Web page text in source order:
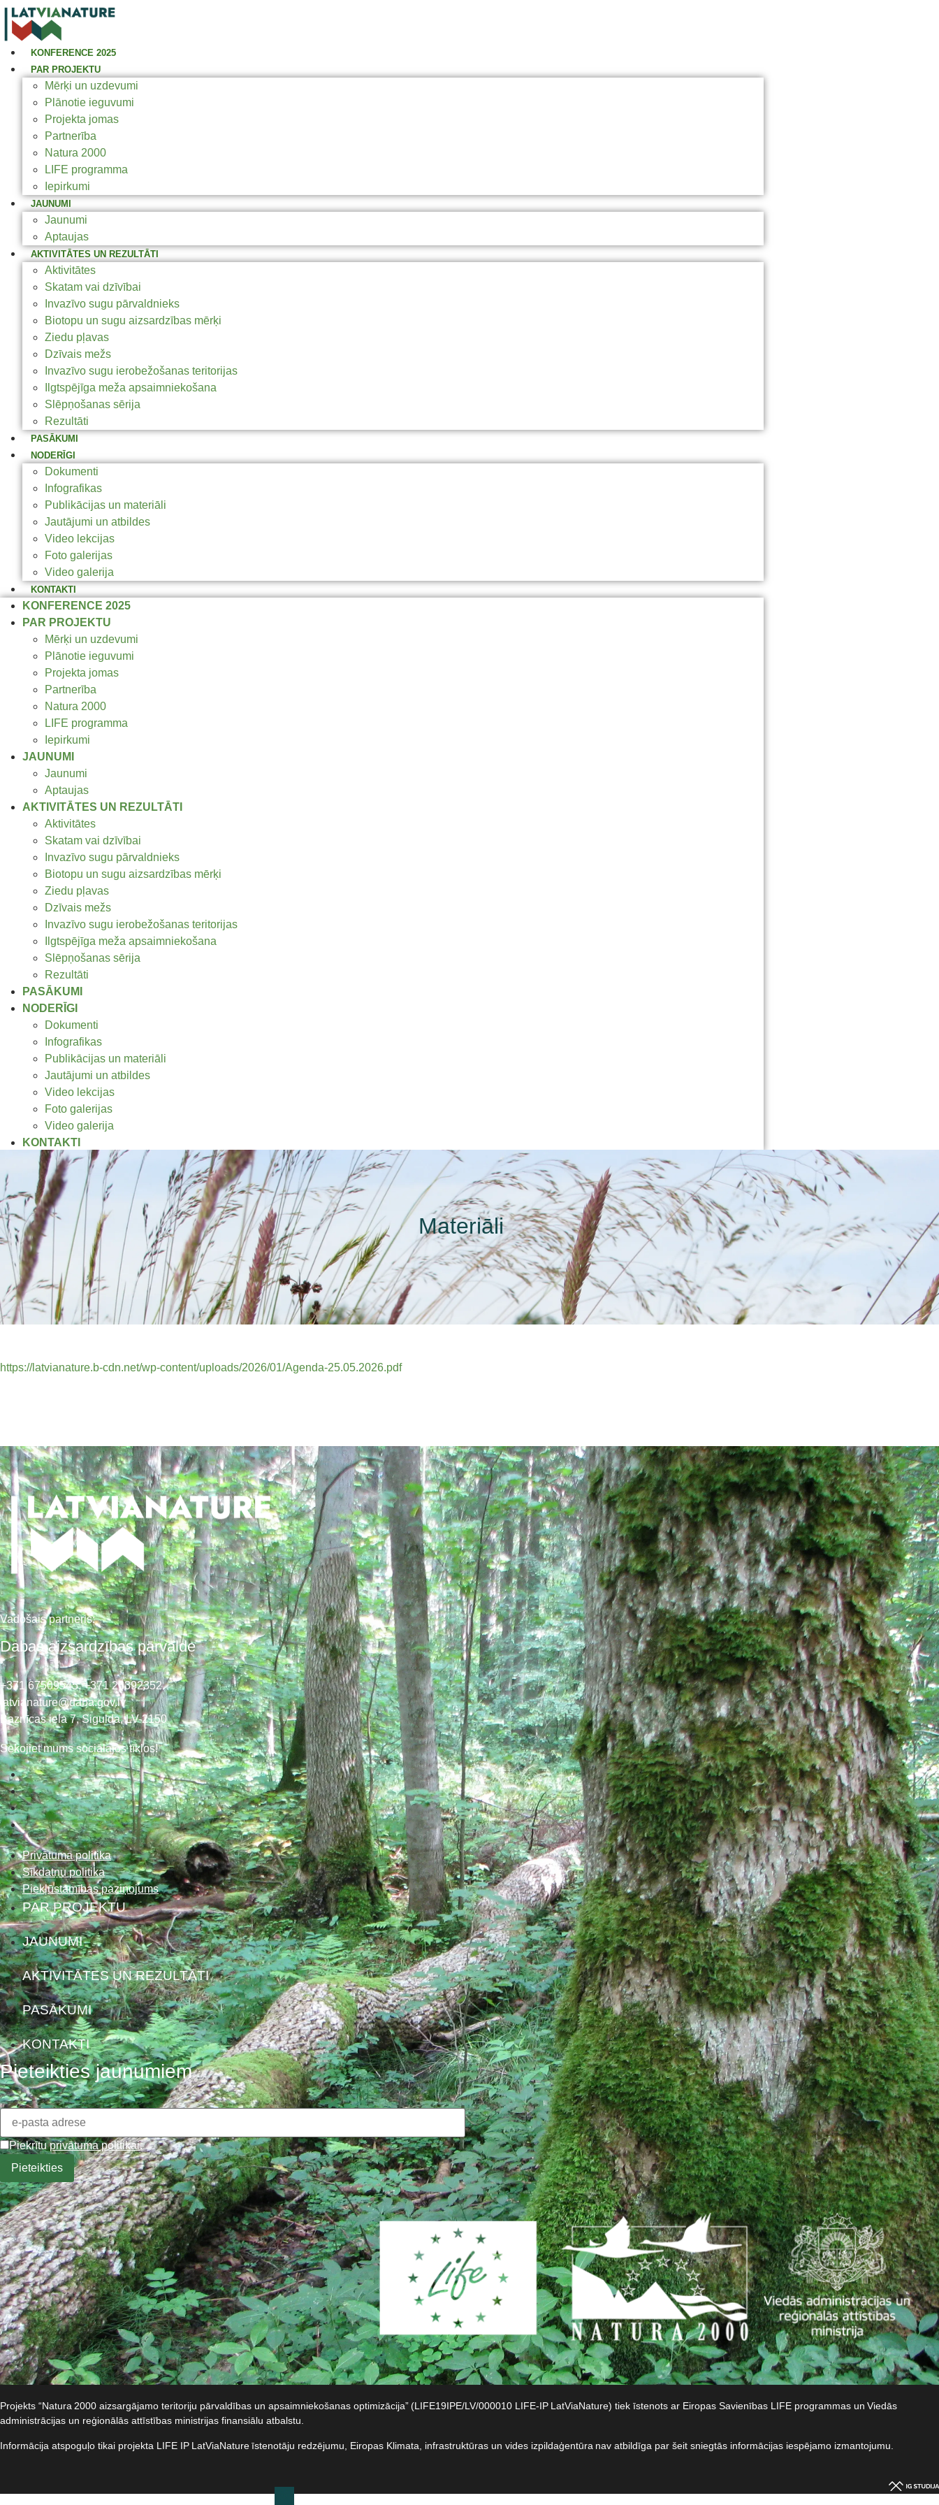
KONFERENCE 2025
PAR PROJEKTU
Mērķi un uzdevumi
Plānotie ieguvumi
Projekta jomas
Partnerība
Natura 2000
LIFE programma
Iepirkumi
JAUNUMI
Jaunumi
Aptaujas
AKTIVITĀTES UN REZULTĀTI
Aktivitātes
Skatam vai dzīvībai
Invazīvo sugu pārvaldnieks
Biotopu un sugu aizsardzības mērķi
Ziedu pļavas
Dzīvais mežs
Invazīvo sugu ierobežošanas teritorijas
Ilgtspējīga meža apsaimniekošana
Slēpņošanas sērija
Rezultāti
PASĀKUMI
NODERĪGI
Dokumenti
Infografikas
Publikācijas un materiāli
Jautājumi un atbildes
Video lekcijas
Foto galerijas
Video galerija
KONTAKTI
KONFERENCE 2025
PAR PROJEKTU
Mērķi un uzdevumi
Plānotie ieguvumi
Projekta jomas
Partnerība
Natura 2000
LIFE programma
Iepirkumi
JAUNUMI
Jaunumi
Aptaujas
AKTIVITĀTES UN REZULTĀTI
Aktivitātes
Skatam vai dzīvībai
Invazīvo sugu pārvaldnieks
Biotopu un sugu aizsardzības mērķi
Ziedu pļavas
Dzīvais mežs
Invazīvo sugu ierobežošanas teritorijas
Ilgtspējīga meža apsaimniekošana
Slēpņošanas sērija
Rezultāti
PASĀKUMI
NODERĪGI
Dokumenti
Infografikas
Publikācijas un materiāli
Jautājumi un atbildes
Video lekcijas
Foto galerijas
Video galerija
KONTAKTI
Materiāli
https://latvianature.b-cdn.net/wp-content/uploads/2026/01/Agenda-25.05.2026.pdf
Vadošais partneris:
Dabas aizsardzības pārvalde
+371 67509545,+371 26392352
latvianature@daba.gov.lv
Baznīcas iela 7, Sigulda, LV-2150
Sekojiet mums sociālajos tīklos!
Privātuma politika
Sīkdatņu politika
Piekļūstamības paziņojums
PAR PROJEKTU
JAUNUMI
AKTIVITĀTES UN REZULTĀTI
PASĀKUMI
KONTAKTI
Pieteikties jaunumiem
Piekrītuprivātuma politikai.
Projekts “Natura 2000 aizsargājamo teritoriju pārvaldības un apsaimniekošanas optimizācija” (LIFE19IPE/LV/000010 LIFE-IP LatViaNature) tiek īstenots ar Eiropas Savienības LIFE programmas un Viedās
administrācijas un reģionālās attīstības ministrijas finansiālu atbalstu.​
Informācija atspoguļo tikai projekta LIFE IP LatViaNature īstenotāju redzējumu, Eiropas Klimata, infrastruktūras un vides izpildaģentūra nav atbildīga par šeit sniegtās informācijas iespējamo izmantojumu.​